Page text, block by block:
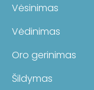
Vėsinimas
Vėdinimas
Oro gerinimas
Šildymas